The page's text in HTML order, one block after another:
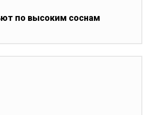
по высоким соснам